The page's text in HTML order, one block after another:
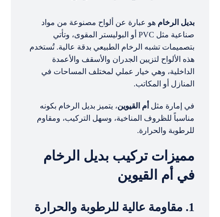
بديل الرخام هو عبارة عن ألواح مصنوعة من مواد
صناعية مثل PVC أو البوليستر المقوى، وتأتي
بتصميمات تشبه الرخام الطبيعي بدقة عالية. تُستخدم
هذه الألواح لتزيين الجدران والأسقف والأعمدة
الداخلية، وهي خيار عملي لمختلف المساحات في
المنازل أو المكاتب.
في إمارة مثل أم القيوين، يتميز بديل الرخام بكونه
مناسباً للظروف المناخية، وسهل التركيب، ومقاوم
للرطوبة والحرارة.
مميزات تركيب بديل الرخام
في أم القيوين
1. مقاومة عالية للرطوبة والحرارة